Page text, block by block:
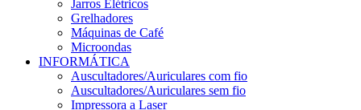
Jarros Elétricos
Grelhadores
Máquinas de Café
Microondas
INFORMÁTICA
Auscultadores/Auriculares com fio
Auscultadores/Auriculares sem fio
Impressora a Laser